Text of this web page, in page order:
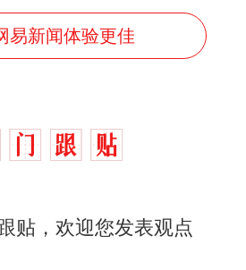
易新闻体验更佳
贴，欢迎您发表观点